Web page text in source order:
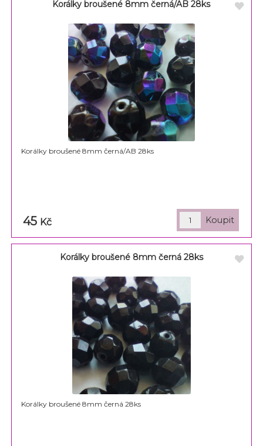
Korálky broušené 8mm černá/AB 28ks
Korálky broušené 8mm černá/AB 28ks
45 Kč
Korálky broušené 8mm černá 28ks
Korálky broušené 8mm černá 28ks